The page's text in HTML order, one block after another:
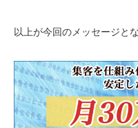
以上が今回のメッセージとな